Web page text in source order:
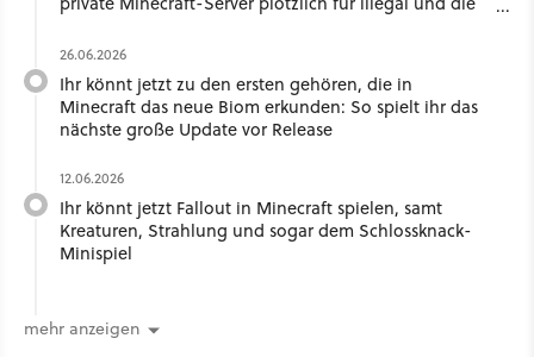
26.06.2026
Ihr könnt jetzt zu den ersten gehören, die in
Minecraft das neue Biom erkunden: So spielt ihr das
nächste große Update vor Release
12.06.2026
Ihr könnt jetzt Fallout in Minecraft spielen, samt
Kreaturen, Strahlung und sogar dem Schlossknack-
Minispiel
mehr anzeigen